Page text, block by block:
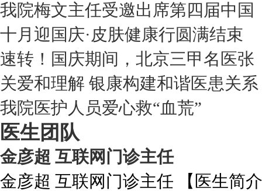
我院梅文主任受邀出席第四届中国
十月迎国庆·皮肤健康行圆满结束
速转！国庆期间，北京三甲名医张
关爱和理解 银康构建和谐医患关系
我院医护人员爱心救“血荒”
医生团队
金彦超 互联网门诊主任
金彦超 互联网门诊主任 【医生简